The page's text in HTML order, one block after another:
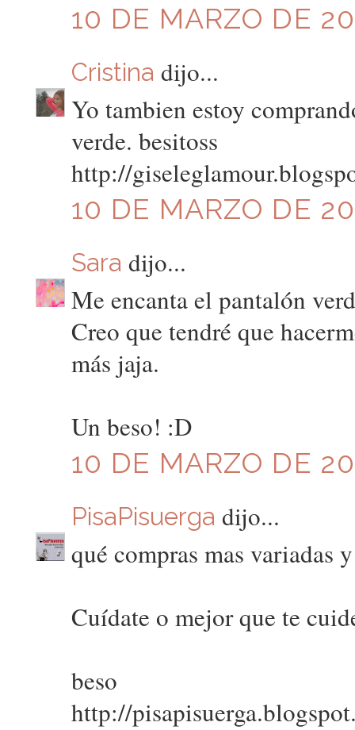
10 DE MARZO DE
Cristina dijo...
Yo tambien estoy
verde. besitoss
http://
10 DE MARZO DE
Sara dijo...
Me encanta el pantalón
Creo que tendré que
más jaja.
Un beso! :D
10 DE MARZO DE
PisaPisuerga dijo...
qué compras mas variadas
Cuídate o mejor que te
beso
http://